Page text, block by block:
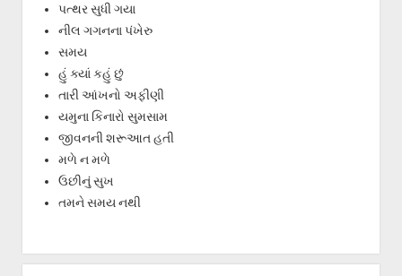
પત્થર સુધી ગયા
નીલ ગગનના પંખેરુ
સમય
હું ક્યાં કહું છું
તારી આંખનો અફીણી
યમુના કિનારો સુમસામ
જીવનની શરૂઆત હતી
મળે ન મળે
ઉછીનું સુખ
તમને સમય નથી